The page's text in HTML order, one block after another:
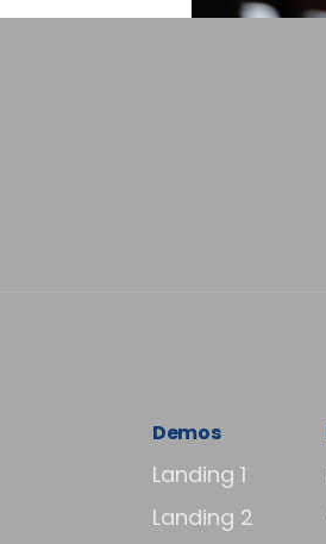
Demos
Landing 1
Landing 2